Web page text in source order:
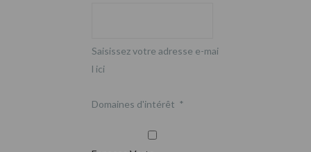
Saisissez votre adresse e-mai
l ici
Domaines d'intérêt *